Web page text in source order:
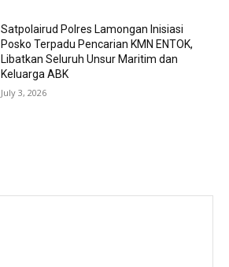
Satpolairud Polres Lamongan Inisiasi
Posko Terpadu Pencarian KMN ENTOK,
Libatkan Seluruh Unsur Maritim dan
Keluarga ABK
July 3, 2026